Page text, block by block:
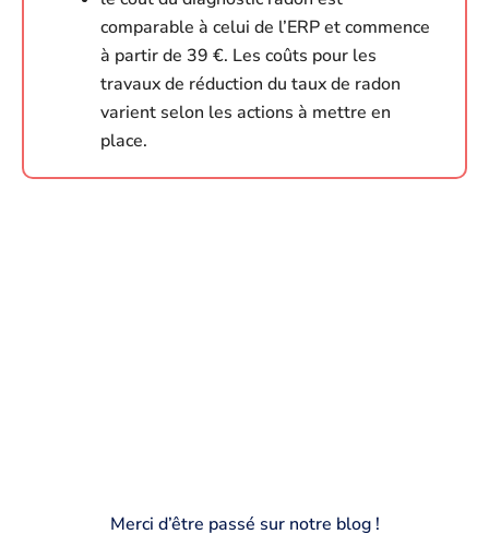
comparable à celui de l’ERP et commence
à partir de 39 €. Les coûts pour les
travaux de réduction du taux de radon
varient selon les actions à mettre en
place.
Merci d’être passé sur notre blog !